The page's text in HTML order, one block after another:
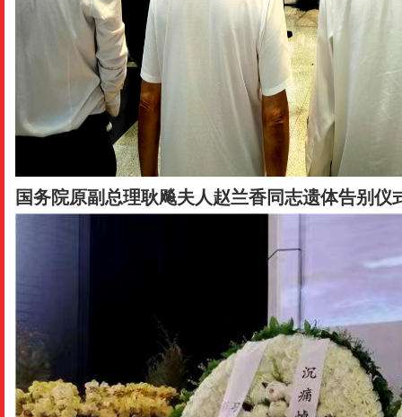
国务院原副总理耿飚夫人赵兰香同志遗体告别仪